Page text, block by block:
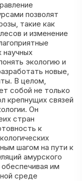
позволят
такие как
и изменение
научных
экологию и
новые,
В целом,
собой не только
крепнущих связей
Он
стран
к
шагом на пути к
амурского
им
среде